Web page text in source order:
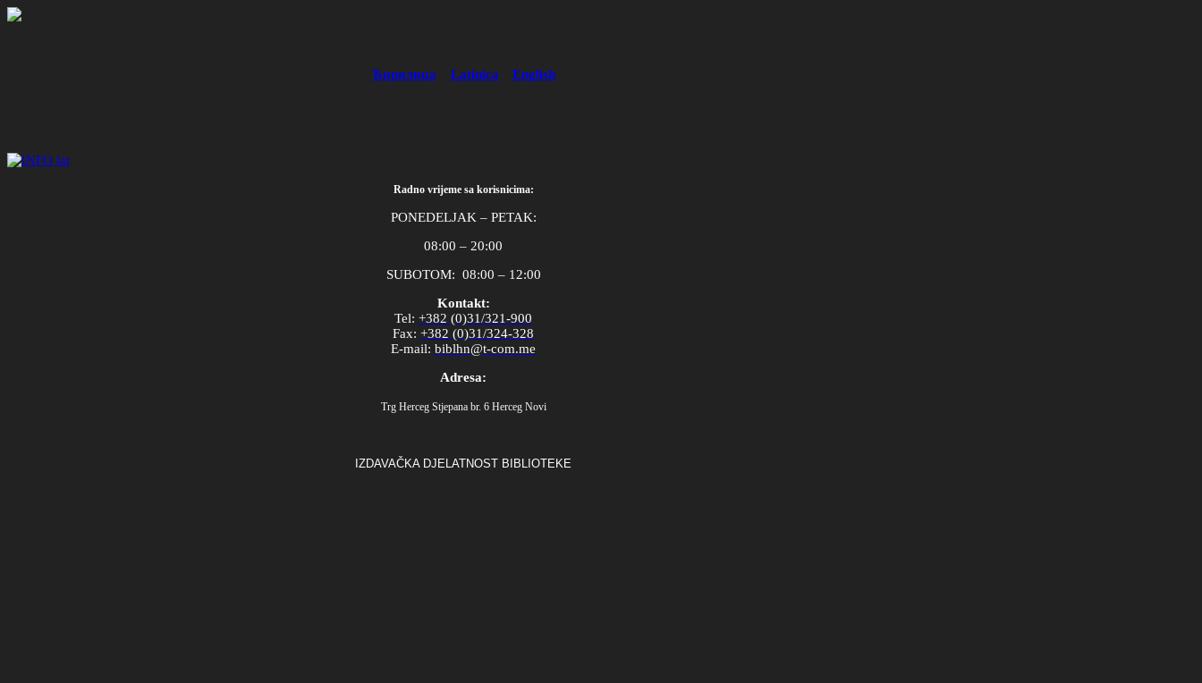
Ћирилица Latinica English
Radno vrijeme sa korisnicima:
PONEDELJAK – PETAK:
08:00 – 20:00
SUBOTOM: 08:00 – 12:00
Kontakt:
Tel: +382 (0)31/321-900
Fax: +382 (0)31/324-328
E-mail: biblhn@t-com.me
Adresa:
Trg Herceg Stjepana br. 6 Herceg Novi
IZDAVAČKA DJELATNOST BIBLIOTEKE